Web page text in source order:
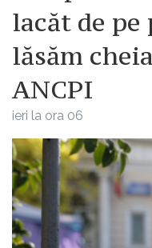
lacăt de pe
lăsăm
ANCPI
ieri la ora 06